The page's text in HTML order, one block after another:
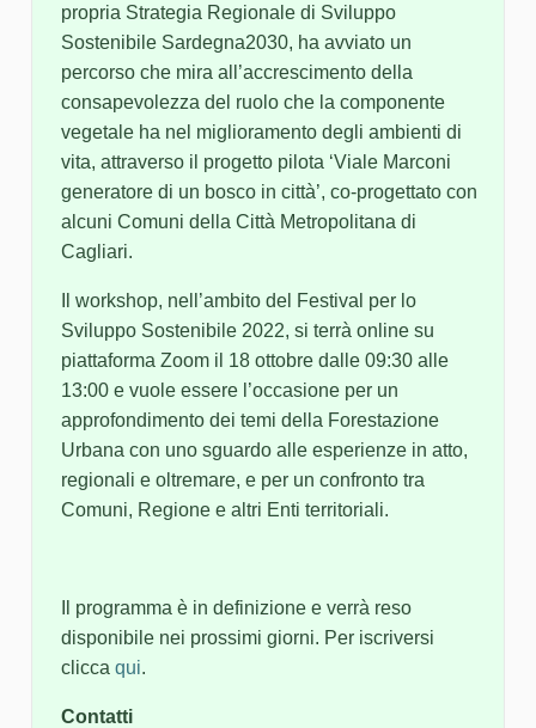
propria Strategia Regionale di Sviluppo
Sostenibile Sardegna2030, ha avviato un
percorso che mira all’accrescimento della
consapevolezza del ruolo che la componente
vegetale ha nel miglioramento degli ambienti di
vita, attraverso il progetto pilota ‘Viale Marconi
generatore di un bosco in città’, co-progettato con
alcuni Comuni della Città Metropolitana di
Cagliari.
Il workshop, nell’ambito del Festival per lo
Sviluppo Sostenibile 2022, si terrà online su
piattaforma Zoom il 18 ottobre dalle 09:30 alle
13:00 e vuole essere l’occasione per un
approfondimento dei temi della Forestazione
Urbana con uno sguardo alle esperienze in atto,
regionali e oltremare, e per un confronto tra
Comuni, Regione e altri Enti territoriali.
Il programma è in definizione e verrà reso
disponibile nei prossimi giorni. Per iscriversi
clicca qui.
Contatti